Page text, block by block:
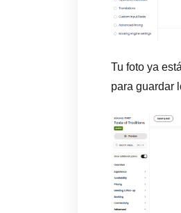
Tu foto ya
para guardar